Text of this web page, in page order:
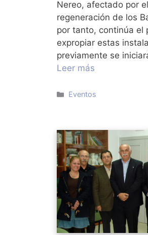
Nereo, afectado por
regeneración de los
por tanto, continúa el
expropiar estas
previamente se
Leer más
Categorías
Eventos